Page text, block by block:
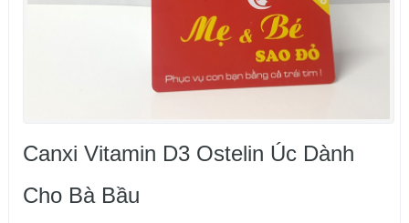
Canxi Vitamin D3 Ostelin Úc Dành
Cho Bà Bầu